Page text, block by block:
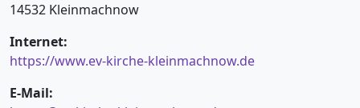
14532 Kleinmachnow
Internet:
https://www.ev-kirche-kleinmachnow.de
E-Mail: